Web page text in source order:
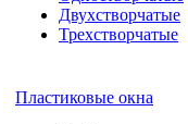
Двухстворчатые
Трехстворчатые
Пластиковые окна